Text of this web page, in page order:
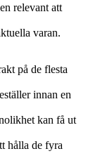
relevant att
varan.
på de flesta
innan en
kan få ut
hålla de fyra